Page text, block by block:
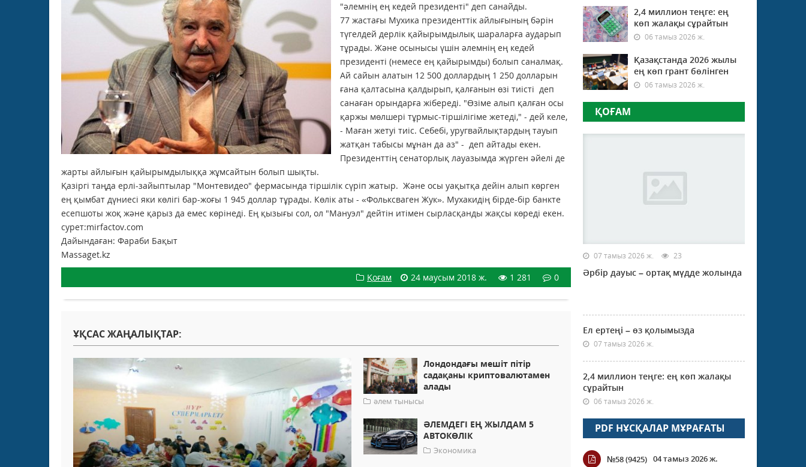
"әлемнің ең кедей президенті" деп санайды.
77 жастағы Мухика президенттік айлығының бәрін
түгелдей дерлік қайырымдылық шараларға аударып
тұрады. Және осынысы үшін әлемнің ең кедей
президенті (немесе ең қайырымды) болып саналмақ.
Ай сайын алатын 12 500 доллардың 1 250 долларын
ғана қалтасына қалдырып, қалғанын өзі тиісті деп
санаған орындарға жібереді. "Өзіме алып қалған осы
қаржы мөлшері тұрмыс-тіршілігіме жетеді," - дей келе,
- Маған жетуі тиіс. Себебі, уругвайлықтардың тауып
жатқан табысы мұнан да аз" - деп айтады екен.
Президенттің сенаторлық лауазымда жүрген әйелі де
жарты айлығын қайырымдылыққа жұмсайтын болып шықты.
Қазіргі таңда ерлі-зайыптылар "Монтевидео" фермасында тіршілік сүріп жатыр. Және осы уақытқа дейін алып көрген
ең қымбат дүниесі яки көлігі бар-жоғы 1 945 доллар тұрады. Көлік аты - «Фольксваген Жук». Мухакидің бірде-бір банкте
есепшоты жоқ және қарыз да емес көрінеді. Ең қызығы сол, ол "Мануэл" дейтін итімен сырласқанды жақсы көреді екен.
сурет:mirfactov.com
Дайындаған: Фараби Бақыт
Massaget.kz
Қоғам
24 маусым 2018 ж. 1 281 0
ҰҚСАС ЖАҢАЛЫҚТАР:
Лондондағы мешіт пітір
садақаны криптовалютамен
алады
әлем тынысы
ӘЛЕМДЕГІ ЕҢ ЖЫЛДАМ 5
АВТОКӨЛІК
Экономика
2,4 миллион теңге: ең
көп жалақы сұрайтын
06 тамыз 2026 ж.
Қазақстанда 2026 жылы
ең көп грант бөлінген
06 тамыз 2026 ж.
ҚОҒАМ
07 тамыз 2026 ж. 23
Әрбір дауыс – ортақ мүдде жолында
Ел ертеңі – өз қолымызда
07 тамыз 2026 ж.
2,4 миллион теңге: ең көп жалақы
сұрайтын
06 тамыз 2026 ж.
PDF НҰСҚАЛАР МҰРАҒАТЫ
№58 (9425) 04 тамыз 2026 ж.